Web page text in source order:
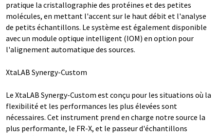
pratique la cristallographie des protéines et des petites
molécules, en mettant l'accent sur le haut débit et l'analyse
de petits échantillons. Le système est également disponible
avec un module optique intelligent (IOM) en option pour
l'alignement automatique des sources.
XtaLAB Synergy-Custom
Le XtaLAB Synergy-Custom est conçu pour les situations où la
flexibilité et les performances les plus élevées sont
nécessaires. Cet instrument prend en charge notre source la
plus performante, le FR-X, et le passeur d'échantillons